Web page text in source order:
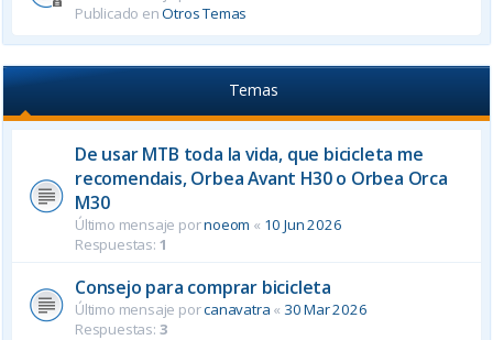
Publicado enOtros Temas
Temas
De usar MTB toda la vida, que bicicleta me
recomendais, Orbea Avant H30 o Orbea Orca
M30
Último mensaje pornoeom « 10 Jun 2026
Respuestas: 1
Consejo para comprar bicicleta
Último mensaje porcanavatra « 30 Mar 2026
Respuestas: 3